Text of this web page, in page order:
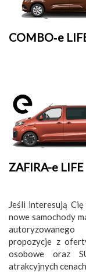
COMBO‑e
ZAFIRA-e LIFE
Jeśli interesują
nowe samochody
propozycje z
osobowe oraz
atrakcyjnych